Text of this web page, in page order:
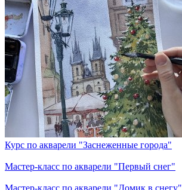
Курс по акварели "Заснеженные города"
Мастер-класс по акварели "Первый снег"
Мастер-класс по акварели "Домик в снегу"